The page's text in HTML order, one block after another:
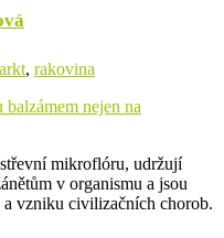
, rakovina
mikroflóru, udržují
v organismu a jsou
vzniku civilizačních chorob.